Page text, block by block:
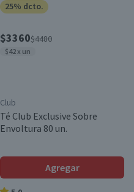
25% dcto.
$3360$4480
$42 x un
Club
Té Club Exclusive Sobre
Envoltura 80 un.
Agregar